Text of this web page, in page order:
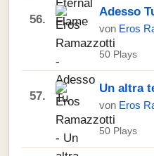
56.
Adesso
von Eros
50 Plays
57.
Un altra
von Eros
50 Plays